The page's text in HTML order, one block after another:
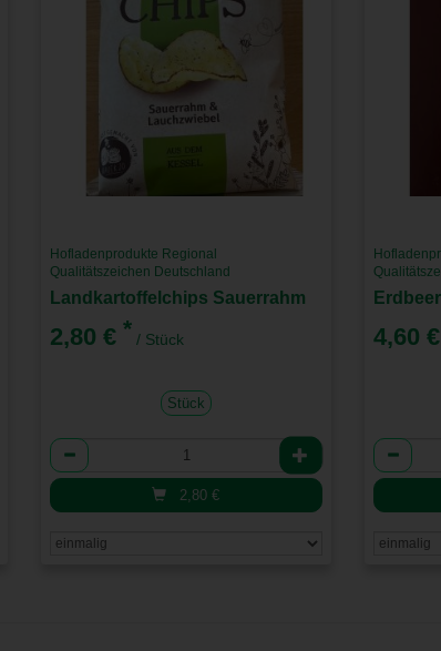
Hofladenprodukte Regional
Qualitätszeichen Deutschland
Landkartoffelchips Sauerrahm
2,80 €* / Stück
Stück
Anzahl
2,80€
4,60 €
Anzahl